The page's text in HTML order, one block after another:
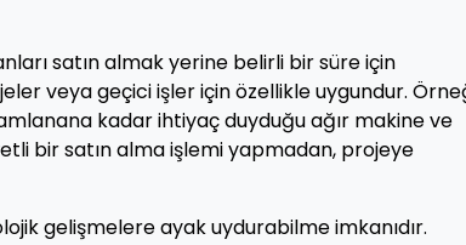
satın almak yerine belirli bir süre için
veya geçici işler için özellikle uygundur.
kadar ihtiyaç duyduğu ağır makine ve
bir satın alma işlemi yapmadan, projeye
gelişmelere ayak uydurabilme imkanıdır.